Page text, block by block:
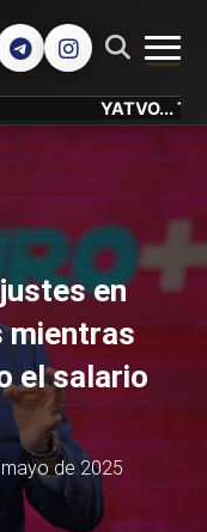
YATVO... Tu
en
mientras
el salario
de 2025